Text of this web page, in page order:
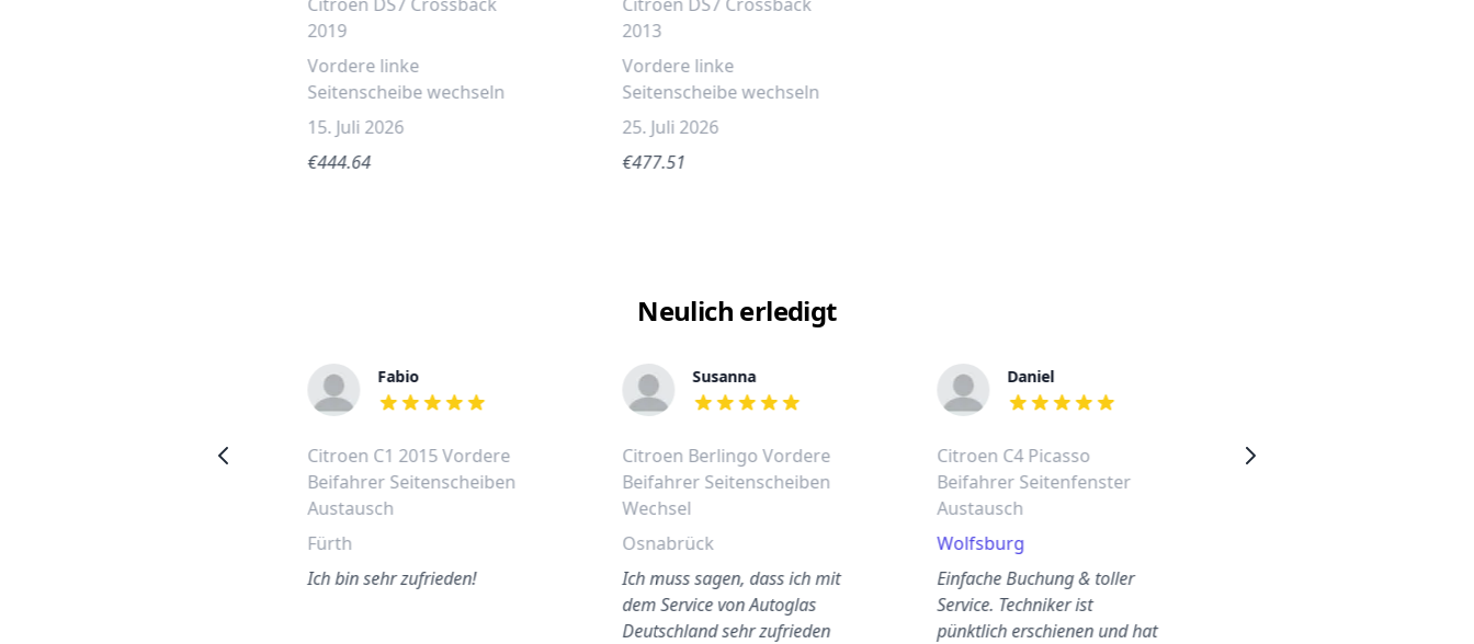
2019
Vordere linke
Seitenscheibe wechseln
15. Juli 2026
€444.64
2013
Vordere linke
Seitenscheibe wechseln
25. Juli 2026
€477.51
Neulich erledigt
Fabio
out of 5 stars
Citroen C1 2015 Vordere
Beifahrer Seitenscheiben
Austausch
Fürth
Ich bin sehr zufrieden!
Susanna
out of 5 stars
Citroen Berlingo Vordere
Beifahrer Seitenscheiben
Wechsel
Osnabrück
Ich muss sagen, dass ich mit
dem Service von Autoglas
Deutschland sehr zufrieden
Daniel
out of 5 stars
Citroen C4 Picasso
Beifahrer Seitenfenster
Austausch
Wolfsburg
Einfache Buchung & toller
Service. Techniker ist
pünktlich erschienen und hat
Citroen Nemo vordere